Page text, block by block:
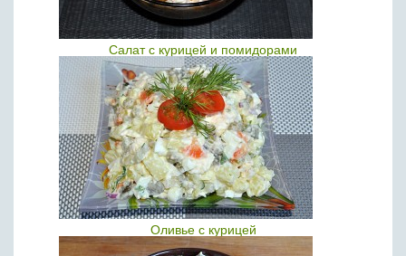
Салат с курицей и помидорами
Оливье с курицей